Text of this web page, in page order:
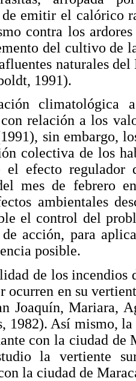
de emitir el calórico
contra los
del cultivo de
naturales
1991).
climatológica
relación a los
sin embargo,
colectiva de los
el efecto regulador
mes de febrero
ambientales
el control del
acción, para
posible.
de los incendios
ocurren en su
Joaquín, Mariara,
1982). Así mismo,
con la ciudad de
la vertiente
la ciudad de